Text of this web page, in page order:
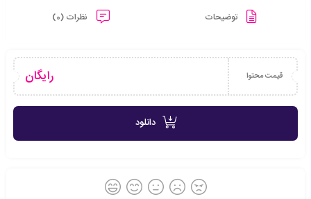
توضیحات نظرات (0)
قیمت محتوا رایگان
دانلود